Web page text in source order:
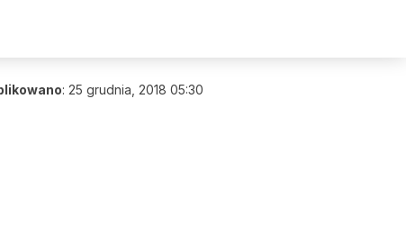
: 25 grudnia, 2018 05:30